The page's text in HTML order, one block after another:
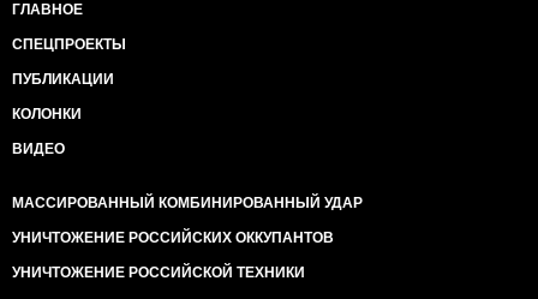
ГЛАВНОЕ
СПЕЦПРОЕКТЫ
ПУБЛИКАЦИИ
КОЛОНКИ
ВИДЕО
МАССИРОВАННЫЙ КОМБИНИРОВАННЫЙ УДАР
УНИЧТОЖЕНИЕ РОССИЙСКИХ ОККУПАНТОВ
УНИЧТОЖЕНИЕ РОССИЙСКОЙ ТЕХНИКИ